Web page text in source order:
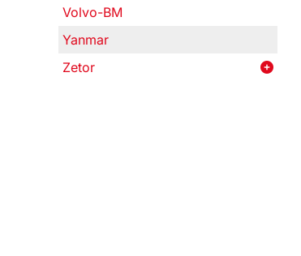
Volvo-BM
Yanmar
Zetor